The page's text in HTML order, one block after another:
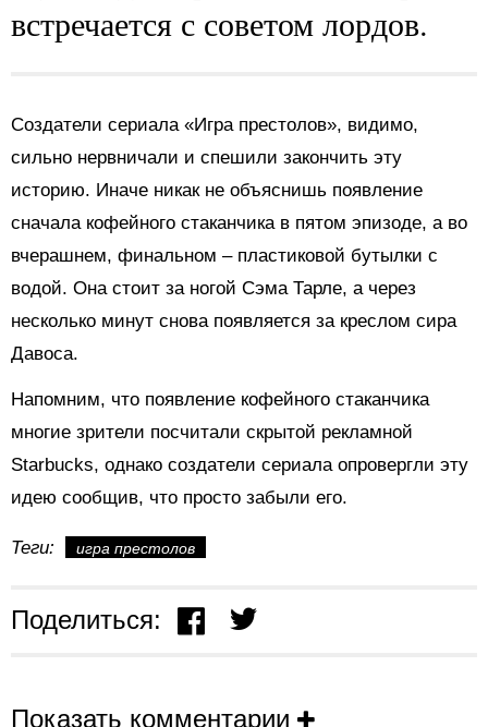
встречается с советом лордов.
Создатели сериала «Игра престолов», видимо,
сильно нервничали и спешили закончить эту
историю. Иначе никак не объяснишь появление
сначала кофейного стаканчика в пятом эпизоде, а во
вчерашнем, финальном – пластиковой бутылки с
водой. Она стоит за ногой Сэма Тарле, а через
несколько минут снова появляется за креслом сира
Давоса.
Напомним, что появление кофейного стаканчика
многие зрители посчитали скрытой рекламной
Starbucks, однако создатели сериала опровергли эту
идею сообщив, что просто забыли его.
Теги: игра престолов
Поделиться:
Показать комментарии